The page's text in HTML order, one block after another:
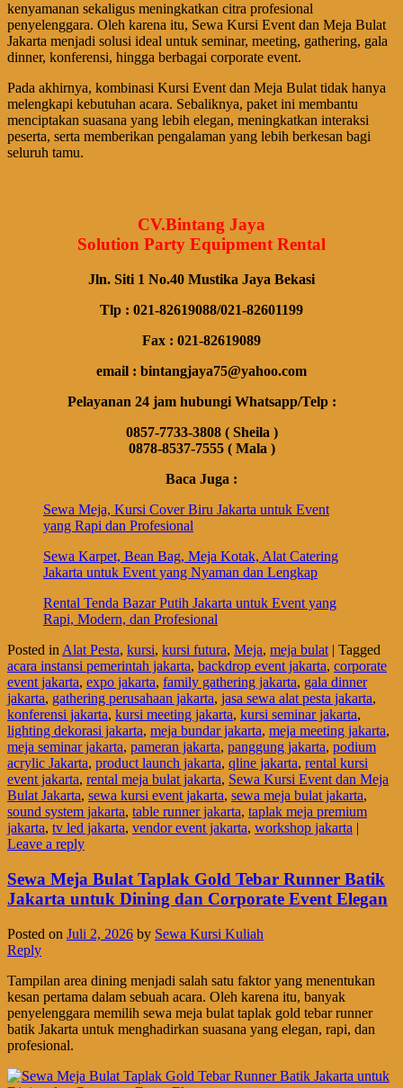
kenyamanan sekaligus meningkatkan citra profesional
penyelenggara. Oleh karena itu, Sewa Kursi Event dan Meja Bulat
Jakarta menjadi solusi ideal untuk seminar, meeting, gathering, gala
dinner, konferensi, hingga berbagai corporate event.
Pada akhirnya, kombinasi Kursi Event dan Meja Bulat tidak hanya
melengkapi kebutuhan acara. Sebaliknya, paket ini membantu
menciptakan suasana yang lebih elegan, meningkatkan interaksi
peserta, serta memberikan pengalaman yang lebih berkesan bagi
seluruh tamu.
CV.Bintang Jaya
Solution Party Equipment Rental
Jln. Siti 1 No.40 Mustika Jaya Bekasi
Tlp : 021-82619088/021-82601199
Fax : 021-82619089
email : bintangjaya75@yahoo.com
Pelayanan 24 jam hubungi Whatsapp/Telp :
0857-7733-3808 ( Sheila )
0878-8537-7555 ( Mala )
Baca Juga :
Sewa Meja, Kursi Cover Biru Jakarta untuk Event
yang Rapi dan Profesional
Sewa Karpet, Bean Bag, Meja Kotak, Alat Catering
Jakarta untuk Event yang Nyaman dan Lengkap
Rental Tenda Bazar Putih Jakarta untuk Event yang
Rapi, Modern, dan Profesional
Posted in Alat Pesta, kursi, kursi futura, Meja, meja bulat | Tagged
acara instansi pemerintah jakarta, backdrop event jakarta, corporate
event jakarta, expo jakarta, family gathering jakarta, gala dinner
jakarta, gathering perusahaan jakarta, jasa sewa alat pesta jakarta,
konferensi jakarta, kursi meeting jakarta, kursi seminar jakarta,
lighting dekorasi jakarta, meja bundar jakarta, meja meeting jakarta,
meja seminar jakarta, pameran jakarta, panggung jakarta, podium
acrylic Jakarta, product launch jakarta, qline jakarta, rental kursi
event jakarta, rental meja bulat jakarta, Sewa Kursi Event dan Meja
Bulat Jakarta, sewa kursi event jakarta, sewa meja bulat jakarta,
sound system jakarta, table runner jakarta, taplak meja premium
jakarta, tv led jakarta, vendor event jakarta, workshop jakarta |
Leave a reply
Sewa Meja Bulat Taplak Gold Tebar Runner Batik
Jakarta untuk Dining dan Corporate Event Elegan
Posted on Juli 2, 2026 by Sewa Kursi Kuliah
Reply
Tampilan area dining menjadi salah satu faktor yang menentukan
kesan pertama dalam sebuah acara. Oleh karena itu, banyak
penyelenggara memilih sewa meja bulat taplak gold tebar runner
batik Jakarta untuk menghadirkan suasana yang elegan, rapi, dan
profesional.